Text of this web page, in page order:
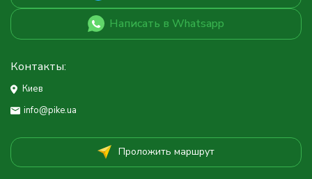
Написать в Whatsapp
Контакты:
Киев
info@pike.ua
Проложить маршрут